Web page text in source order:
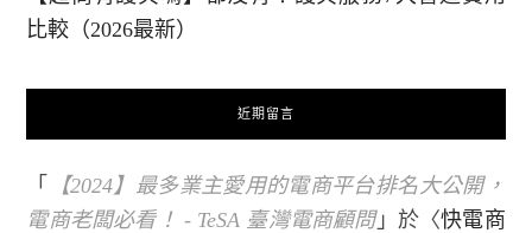
比較（2026最新）
近期留言
「
【2024】最多業主愛用的電商平台排名大公開，
電商老闆必看！ - TeSA 臺灣電商顧問」於〈快電商